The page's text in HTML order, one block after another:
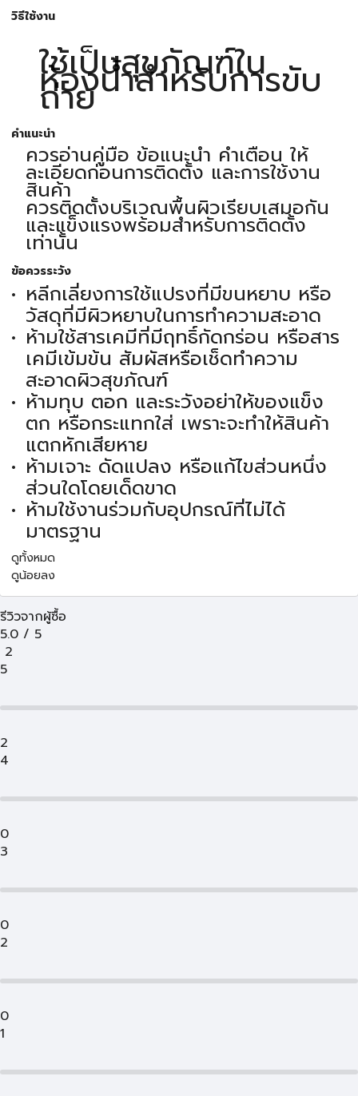
วิธีใช้งาน
ใช้เป็นสุขภัณฑ์ใน
ห้องน้ำสำหรับการขับ
ถ่าย
คำแนะนำ
ควรอ่านคู่มือ ข้อแนะนำ คำเตือน ให้
ละเอียดก่อนการติดตั้ง และการใช้งาน
สินค้า
ควรติดตั้งบริเวณพื้นผิวเรียบเสมอกัน
และแข็งแรงพร้อมสำหรับการติดตั้ง
เท่านั้น
ข้อควรระวัง
หลีกเลี่ยงการใช้แปรงที่มีขนหยาบ หรือ
วัสดุที่มีผิวหยาบในการทำความสะอาด
ห้ามใช้สารเคมีที่มีฤทธิ์กัดกร่อน หรือสาร
เคมีเข้มข้น สัมผัสหรือเช็ดทำความ
สะอาดผิวสุขภัณฑ์
ห้ามทุบ ตอก และระวังอย่าให้ของแข็ง
ตก หรือกระแทกใส่ เพราะจะทำให้สินค้า
แตกหักเสียหาย
ห้ามเจาะ ดัดแปลง หรือแก้ไขส่วนหนึ่ง
ส่วนใดโดยเด็ดขาด
ห้ามใช้งานร่วมกับอุปกรณ์ที่ไม่ได้
มาตรฐาน
ดูทั้งหมด
ดูน้อยลง
รีวิวจากผู้ซื้อ
5.0 / 5
2
5
2
4
0
3
0
2
0
1